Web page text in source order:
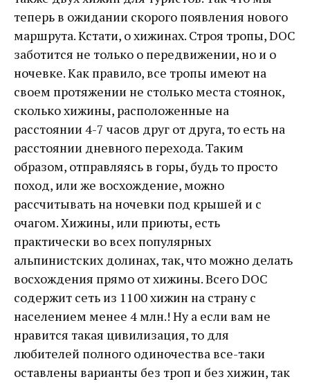
теперь в ожидании скорого появления нового
маршрута. Кстати, о хижинах. Строя тропы, DOC
заботится не только о передвижении, но и о
ночевке. Как правило, все тропы имеют на
своем протяжении не столько места стоянок,
сколько хижины, расположенные на
расстоянии 4-7 часов друг от друга, то есть на
расстоянии дневного перехода. Таким
образом, отправляясь в горы, будь то просто
поход, или же восхождение, можно
рассчитывать на ночевки под крышей и с
очагом. Хижины, или приюты, есть
практически во всех популярных
альпинистских долинах, так, что можно делать
восхождения прямо от хижины. Всего DOC
содержит сеть из 1100 хижин на страну с
населением менее 4 млн.! Ну а если вам не
нравится такая цивилизация, то для
любителей полного одиночества все-таки
оставлены варианты без троп и без хижин, так